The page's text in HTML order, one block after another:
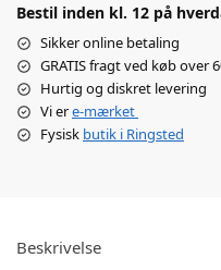
Bestil inden kl. 12 på
Sikker online betaling
GRATIS fragt ved køb over
Hurtig og diskret levering
Vi ere-mærket
Fysisk butik i Ringsted
Beskrivelse